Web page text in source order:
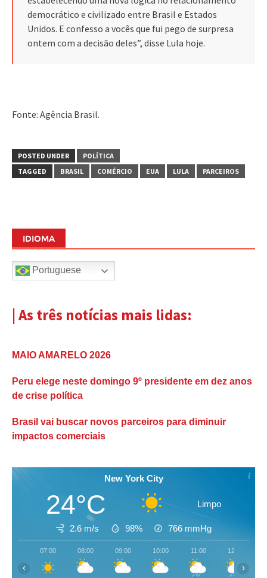
democrático e civilizado entre Brasil e Estados
Unidos. E confesso a vocês que fui pego de surpresa
ontem com a decisão deles”, disse Lula hoje.
Fonte: Agência Brasil.
POSTED UNDER
POLÍTICA
TAGGED
BRASIL COMÉRCIO EUA LULA PARCEIROS
IDIOMA
Portuguese
| As três notícias mais lidas:
MAIO AMARELO 2026
Peru elege neste domingo 9º presidente em dez anos
de crise política
Brasil vai buscar novos parceiros para diminuir
impactos comerciais
New York City
24°C Limpo
2.6 m/s 98% 766 mmHg
07:00 08:00 09:00 10:00 11:00 12:00
‹ ›